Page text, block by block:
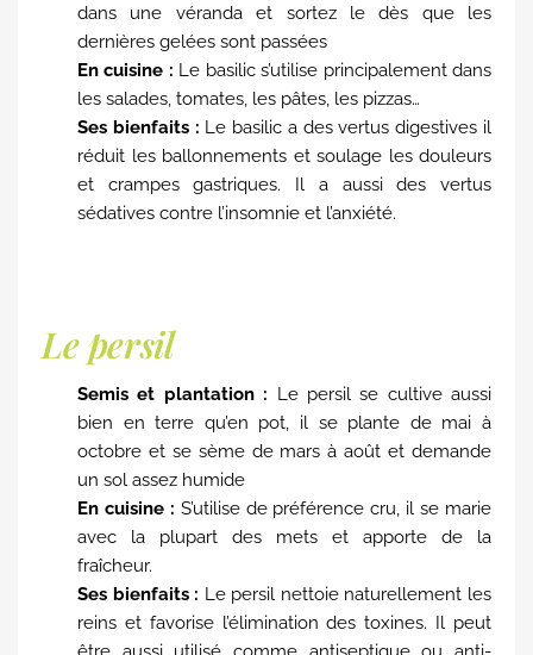
dans une véranda et sortez le dès que les
dernières gelées sont passées
En cuisine : Le basilic s’utilise principalement dans
les salades, tomates, les pâtes, les pizzas…
Ses bienfaits : Le basilic a des vertus digestives il
réduit les ballonnements et soulage les douleurs
et crampes gastriques. Il a aussi des vertus
sédatives contre l’insomnie et l’anxiété.
Le persil
Semis et plantation : Le persil se cultive aussi
bien en terre qu’en pot, il se plante de mai à
octobre et se sème de mars à août et demande
un sol assez humide
En cuisine : S’utilise de préférence cru, il se marie
avec la plupart des mets et apporte de la
fraîcheur.
Ses bienfaits : Le persil nettoie naturellement les
reins et favorise l’élimination des toxines. Il peut